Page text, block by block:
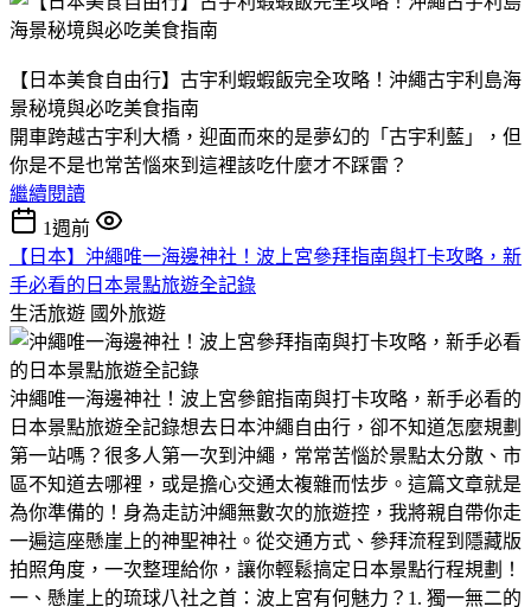
【日本美食自由行】古宇利蝦蝦飯完全攻略！沖繩古宇利島海
景秘境與必吃美食指南
​開車跨越古宇利大橋，迎面而來的是夢幻的「古宇利藍」，但
你是不是也常苦惱來到這裡該吃什麼才不踩雷？
繼續閱讀
1週前
【日本】沖繩唯一海邊神社！波上宮參拜指南與打卡攻略，新
手必看的日本景點旅遊全記錄
生活旅遊 國外旅遊
沖繩唯一海邊神社！波上宮參館指南與打卡攻略，新手必看的
日本景點旅遊全記錄​想去日本沖繩自由行，卻不知道怎麼規劃
第一站嗎？很多人第一次到沖繩，常常苦惱於景點太分散、市
區不知道去哪裡，或是擔心交通太複雜而怯步。​這篇文章就是
為你準備的！身為走訪沖繩無數次的旅遊控，我將親自帶你走
一遍這座懸崖上的神聖神社。從交通方式、參拜流程到隱藏版
拍照角度，一次整理給你，讓你輕鬆搞定日本景點行程規劃！​
一、懸崖上的琉球八社之首：波上宮有何魅力？​1. 獨一無二的